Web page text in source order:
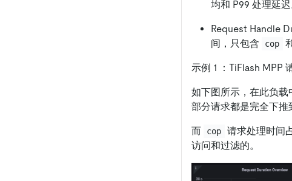
均和 P99 处理延迟
Request Handle
间，只包含
cop
示例 1 ：TiFlash MPP
如下图所示，在此负载
部分请求都是完全下推
而 cop
请求处理时间
访问和过滤的。